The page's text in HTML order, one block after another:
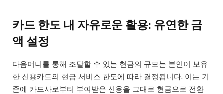
카드 한도 내 자유로운 활용: 유연한 금
액 설정
다음머니를 통해 조달할 수 있는 현금의 규모는 본인이 보유
한 신용카드의 현금 서비스 한도에 따라 결정됩니다. 이는 기
존에 카드사로부터 부여받은 신용을 그대로 현금으로 전환